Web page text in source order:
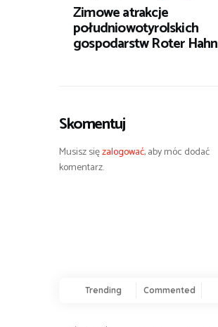
Zimowe atrakcje
południowotyrolskich
gospodarstw Roter Hahn
Skomentuj
Musisz sięzalogować, aby móc dodać
komentarz.
Trending Commented